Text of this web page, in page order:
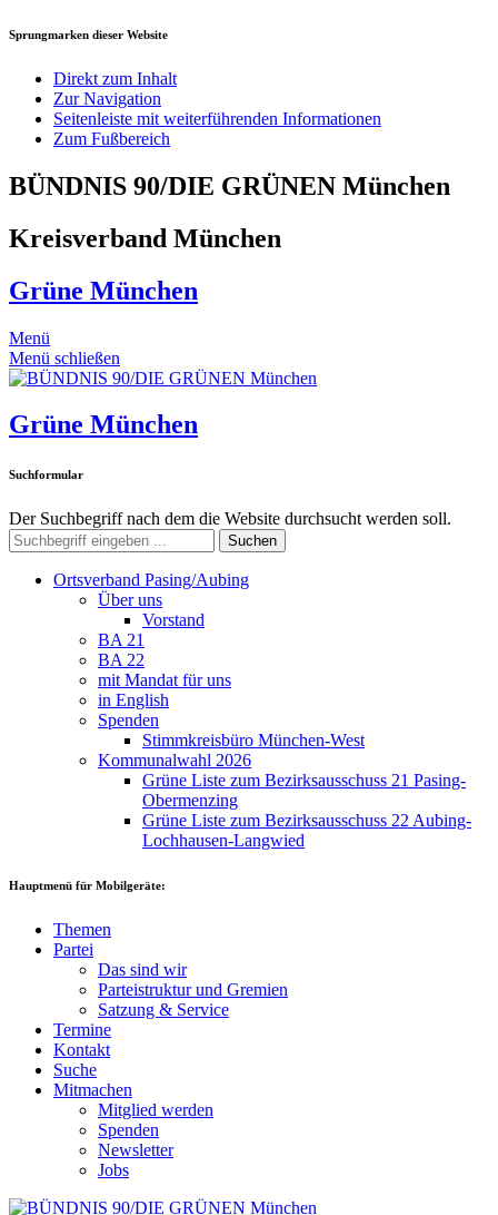
Sprungmarken dieser Website
Direkt zum Inhalt
Zur Navigation
Seitenleiste mit weiterführenden Informationen
Zum Fußbereich
BÜNDNIS 90/DIE GRÜNEN München
Kreisverband München
Grüne München
Menü
Menü schließen
Grüne München
Suchformular
Der Suchbegriff nach dem die Website durchsucht werden soll.
Suchen
Ortsverband Pasing/Aubing
Über uns
Vorstand
BA 21
BA 22
mit Mandat für uns
in English
Spenden
Stimmkreisbüro München-West
Kommunalwahl 2026
Grüne Liste zum Bezirksausschuss 21 Pasing-
Obermenzing
Grüne Liste zum Bezirksausschuss 22 Aubing-
Lochhausen-Langwied
Hauptmenü für Mobilgeräte:
Themen
Partei
Das sind wir
Parteistruktur und Gremien
Satzung & Service
Termine
Kontakt
Suche
Mitmachen
Mitglied werden
Spenden
Newsletter
Jobs